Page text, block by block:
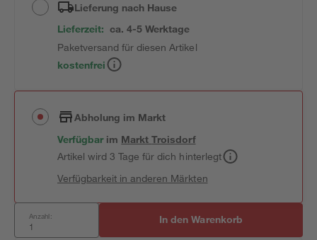
Lieferung nach Hause
Lieferzeit: ca. 4-5 Werktage
Paketversand für diesen Artikel
kostenfrei
Abholung im Markt
Verfügbar im MarktTroisdorf
Artikel wird 3 Tage für dich hinterlegt
Verfügbarkeit in anderen Märkten
Anzahl: In den Warenkorb